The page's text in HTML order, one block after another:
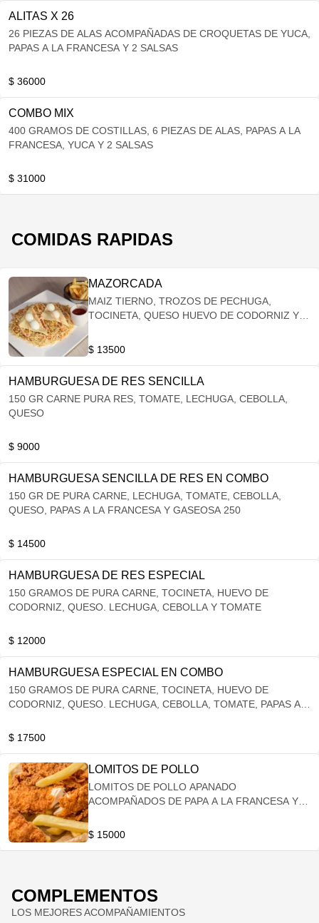
ALITAS X 26
26 PIEZAS DE ALAS ACOMPAÑADAS DE CROQUETAS DE YUCA,
PAPAS A LA FRANCESA Y 2 SALSAS
$ 36000
COMBO MIX
400 GRAMOS DE COSTILLAS, 6 PIEZAS DE ALAS, PAPAS A LA
FRANCESA, YUCA Y 2 SALSAS
$ 31000
COMIDAS RAPIDAS
MAZORCADA
MAIZ TIERNO, TROZOS DE PECHUGA,
TOCINETA, QUESO HUEVO DE CODORNIZ Y
$ 13500
HAMBURGUESA DE RES SENCILLA
150 GR CARNE PURA RES, TOMATE, LECHUGA, CEBOLLA,
QUESO
$ 9000
HAMBURGUESA SENCILLA DE RES EN COMBO
150 GR DE PURA CARNE, LECHUGA, TOMATE, CEBOLLA,
QUESO, PAPAS A LA FRANCESA Y GASEOSA 250
$ 14500
HAMBURGUESA DE RES ESPECIAL
150 GRAMOS DE PURA CARNE, TOCINETA, HUEVO DE
CODORNIZ, QUESO. LECHUGA, CEBOLLA Y TOMATE
$ 12000
HAMBURGUESA ESPECIAL EN COMBO
150 GRAMOS DE PURA CARNE, TOCINETA, HUEVO DE
CODORNIZ, QUESO. LECHUGA, CEBOLLA, TOMATE, PAPAS A
$ 17500
LOMITOS DE POLLO
LOMITOS DE POLLO APANADO
ACOMPAÑADOS DE PAPA A LA FRANCESA Y
$ 15000
COMPLEMENTOS
LOS MEJORES ACOMPAÑAMIENTOS